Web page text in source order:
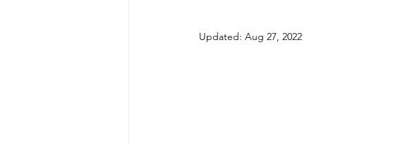
Updated: Aug 27, 2022